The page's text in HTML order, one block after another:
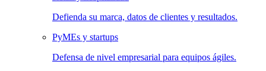
Defienda su marca, datos de clientes y resultados.
PyMEs y startups
Defensa de nivel empresarial para equipos ágiles.